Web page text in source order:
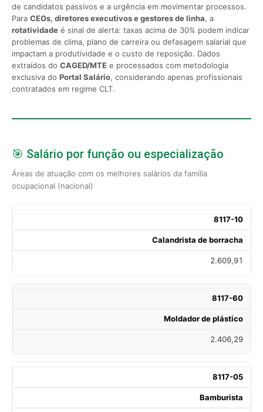
de candidatos passivos e a urgência em movimentar processos.
Para CEOs, diretores executivos e gestores de linha, a
rotatividade é sinal de alerta: taxas acima de 30% podem indicar
problemas de clima, plano de carreira ou defasagem salarial que
impactam a produtividade e o custo de reposição. Dados
extraídos do CAGED/MTE e processados com metodologia
exclusiva do Portal Salário, considerando apenas profissionais
contratados em regime CLT.
🎯 Salário por função ou especialização
Áreas de atuação com os melhores salários da família
ocupacional (nacional)
8117-10
Calandrista de borracha
2.609,91
8117-60
Moldador de plástico
2.406,29
8117-05
Bamburista